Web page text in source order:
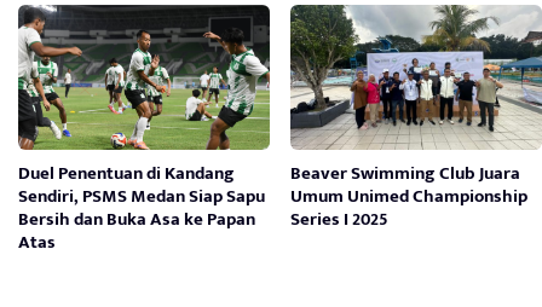
Duel Penentuan di Kandang
Sendiri, PSMS Medan Siap Sapu
Bersih dan Buka Asa ke Papan
Atas
Beaver Swimming Club Juara
Umum Unimed Championship
Series I 2025